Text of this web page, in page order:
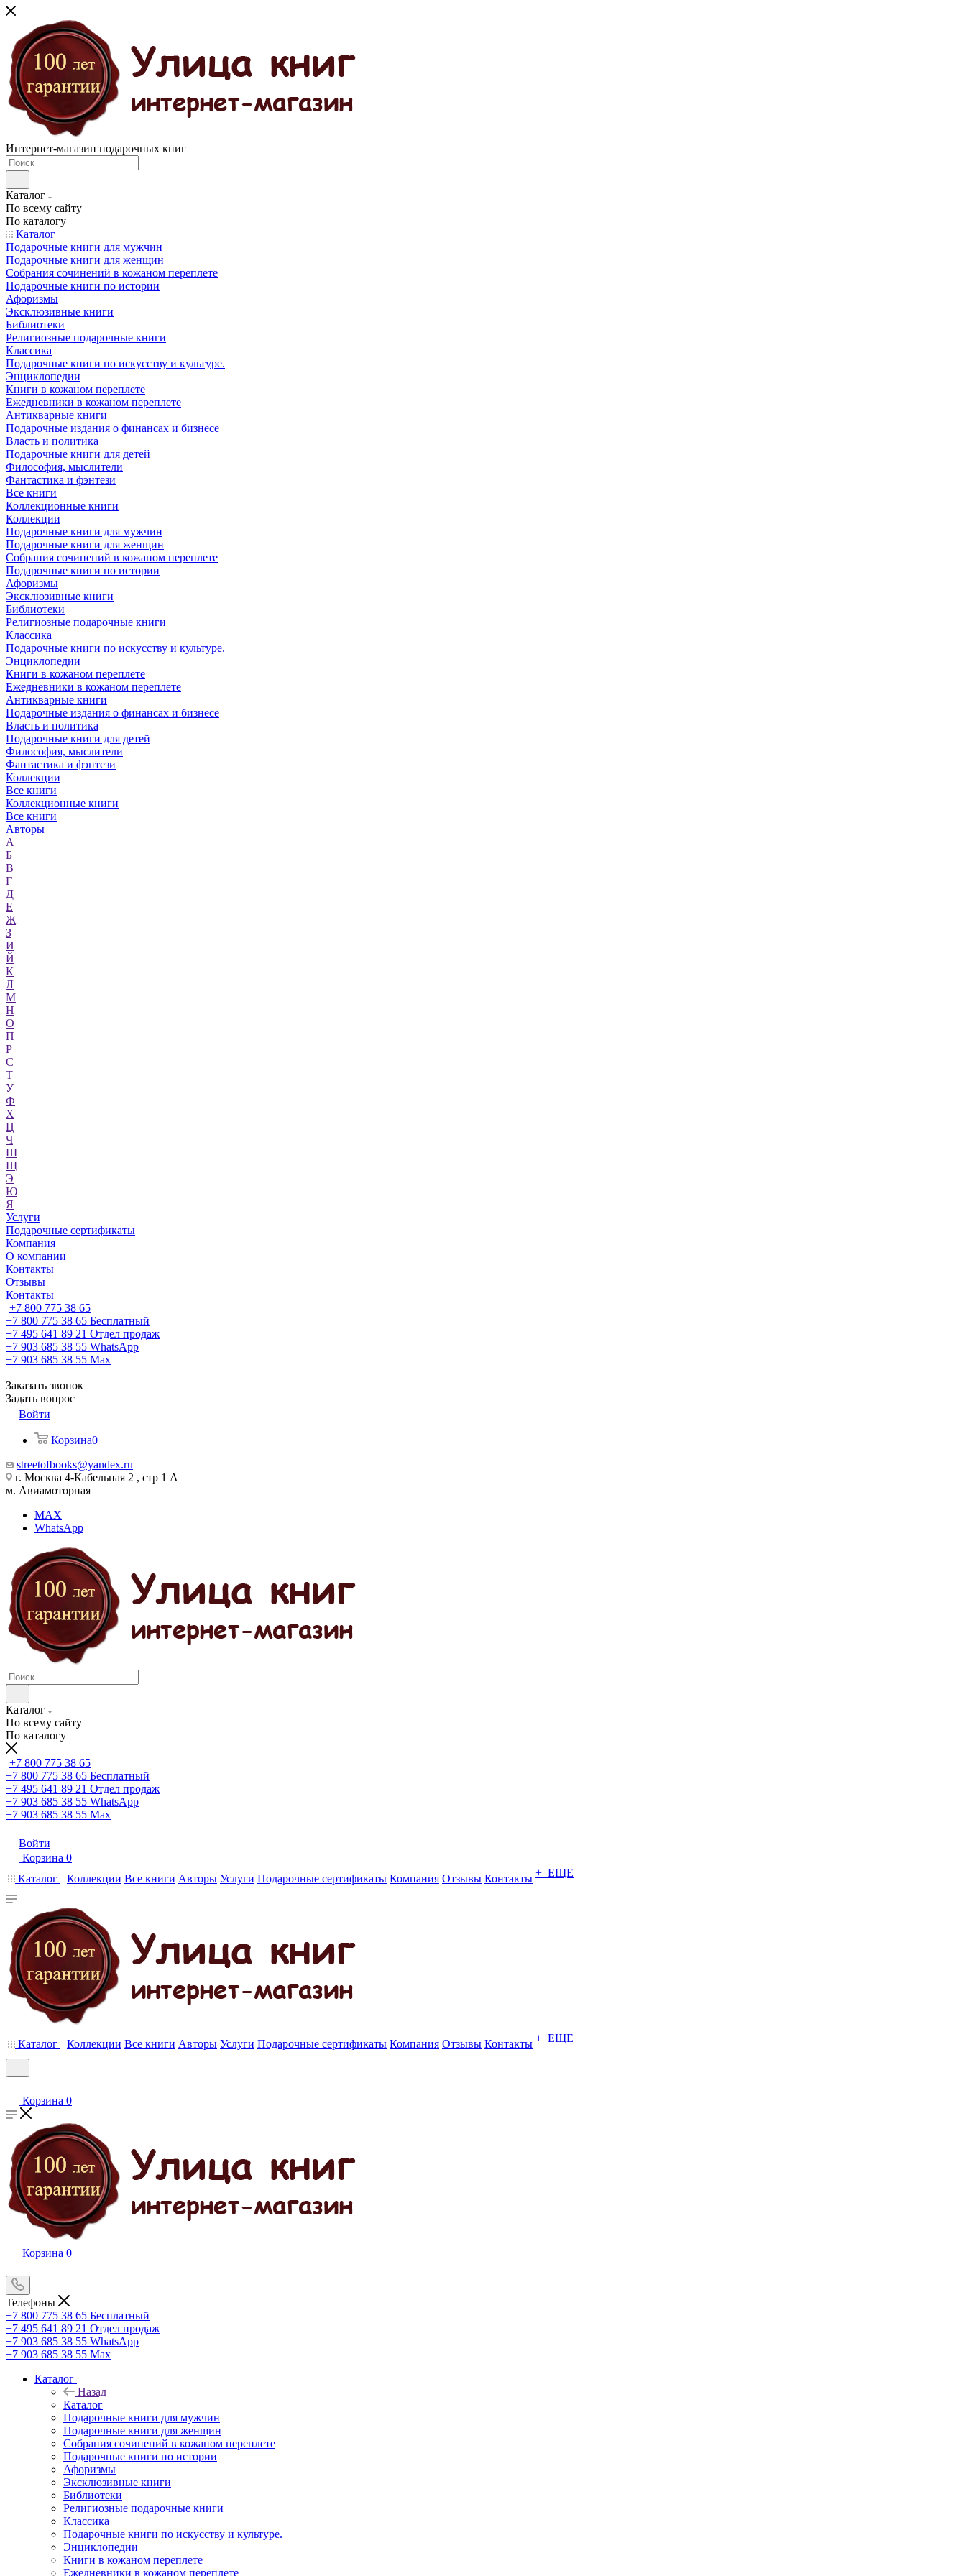
Интернет-магазин подарочных книг
Каталог
По всему сайту
По каталогу
Каталог
Подарочные книги для мужчин
Подарочные книги для женщин
Собрания сочинений в кожаном переплете
Подарочные книги по истории
Афоризмы
Эксклюзивные книги
Библиотеки
Религиозные подарочные книги
Классика
Подарочные книги по искусству и культуре.
Энциклопедии
Книги в кожаном переплете
Ежедневники в кожаном переплете
Антикварные книги
Подарочные издания о финансах и бизнесе
Власть и политика
Подарочные книги для детей
Философия, мыслители
Фантастика и фэнтези
Все книги
Коллекционные книги
Коллекции
Подарочные книги для мужчин
Подарочные книги для женщин
Собрания сочинений в кожаном переплете
Подарочные книги по истории
Афоризмы
Эксклюзивные книги
Библиотеки
Религиозные подарочные книги
Классика
Подарочные книги по искусству и культуре.
Энциклопедии
Книги в кожаном переплете
Ежедневники в кожаном переплете
Антикварные книги
Подарочные издания о финансах и бизнесе
Власть и политика
Подарочные книги для детей
Философия, мыслители
Фантастика и фэнтези
Коллекции
Все книги
Коллекционные книги
Все книги
Авторы
А
Б
В
Г
Д
Е
Ж
З
И
Й
К
Л
М
Н
О
П
Р
С
Т
У
Ф
Х
Ц
Ч
Ш
Щ
Э
Ю
Я
Услуги
Подарочные сертификаты
Компания
О компании
Контакты
Отзывы
Контакты
+7 800 775 38 65
+7 800 775 38 65 Бесплатный
+7 495 641 89 21 Отдел продаж
+7 903 685 38 55 WhatsApp
+7 903 685 38 55 Max
Заказать звонок
Задать вопрос
Войти
Корзина0
streetofbooks@yandex.ru
г. Москва 4-Кабельная 2 , стр 1 А
м. Авиамоторная
MAX
WhatsApp
Каталог
По всему сайту
По каталогу
+7 800 775 38 65
+7 800 775 38 65 Бесплатный
+7 495 641 89 21 Отдел продаж
+7 903 685 38 55 WhatsApp
+7 903 685 38 55 Max
Войти
Корзина 0
Каталог
Коллекции Все книги Авторы Услуги Подарочные сертификаты Компания Отзывы Контакты + ЕЩЕ
Каталог Коллекции Все книги Авторы Услуги Подарочные сертификаты Компания Отзывы Контакты + ЕЩЕ
Корзина 0
Корзина 0
Телефоны
+7 800 775 38 65 Бесплатный
+7 495 641 89 21 Отдел продаж
+7 903 685 38 55 WhatsApp
+7 903 685 38 55 Max
Каталог
Назад
Каталог
Подарочные книги для мужчин
Подарочные книги для женщин
Собрания сочинений в кожаном переплете
Подарочные книги по истории
Афоризмы
Эксклюзивные книги
Библиотеки
Религиозные подарочные книги
Классика
Подарочные книги по искусству и культуре.
Энциклопедии
Книги в кожаном переплете
Ежедневники в кожаном переплете